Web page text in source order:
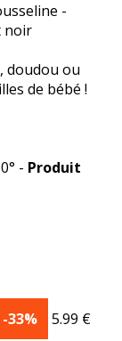
-
noir
doudou ou
de bébé !
- Produit
-33% 5.99 €